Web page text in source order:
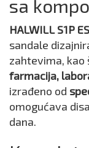
sa
HALWILL S1P
sandale
zahtevima, kao
farmacija,
izrađeno od
omogućava
dana.